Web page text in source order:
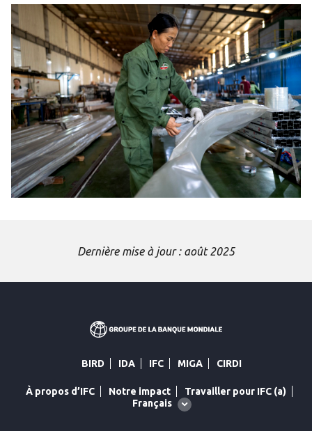
Dernière mise à jour : août 2025
BIRD IDA IFC MIGA CIRDI
À propos d’IFC Notre impact
Travailler pour IFC (a)
Global
Français